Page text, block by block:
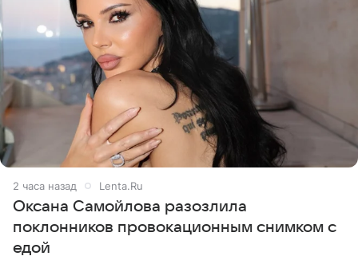
2 часа назад Lenta.Ru
Оксана Самойлова разозлила
поклонников провокационным снимком с
едой